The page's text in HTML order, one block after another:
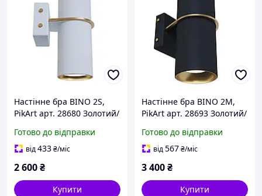
Настінне бра BINO 2S,
PikArt арт. 28680 Золотий/
Готово до відправки
від433₴/міс
2 600₴
Купити
Настінне бра BINO 2M,
PikArt арт. 28693 Золотий/
Готово до відправки
від567₴/міс
3 400₴
Купити